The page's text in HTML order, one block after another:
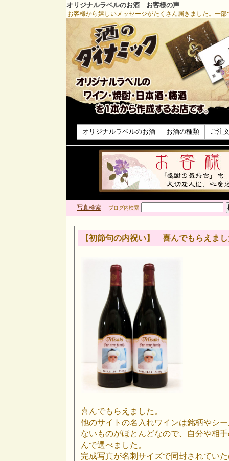
オリジナルラベルのお酒 お客様の声
お客様から嬉しいメッセージがたくさん届きました。一
オリジナルラベルのお酒 お酒の種類 ご注
写真検索 ブログ内検索
【初節句の内祝い】 喜んでもらえま
喜んでもらえました。
他のサイトの名入れワインは銘柄やシ
ないものがほとんどなので、自分や相
んで選べました。
完成写真が名刺サイズで同封されてい